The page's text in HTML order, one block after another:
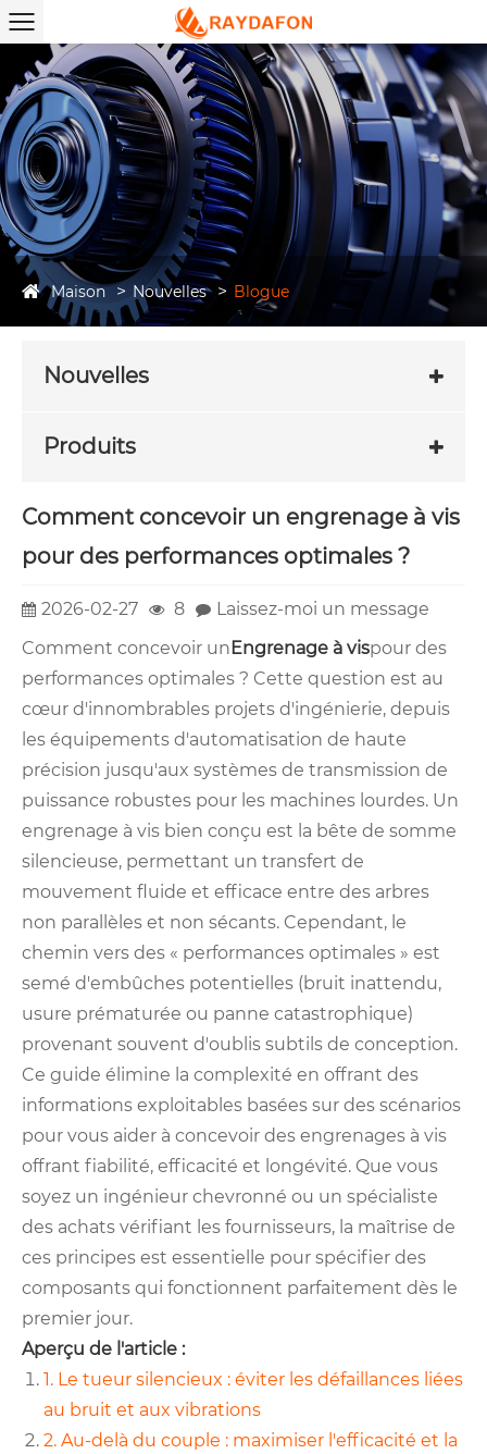
Maison Nouvelles Blogue
Nouvelles
Produits
Comment concevoir un engrenage à vis
pour des performances optimales ?
2026-02-27 8
Laissez-moi un message
Comment concevoir unEngrenage à vispour des
performances optimales ? Cette question est au
cœur d'innombrables projets d'ingénierie, depuis
les équipements d'automatisation de haute
précision jusqu'aux systèmes de transmission de
puissance robustes pour les machines lourdes. Un
engrenage à vis bien conçu est la bête de somme
silencieuse, permettant un transfert de
mouvement fluide et efficace entre des arbres
non parallèles et non sécants. Cependant, le
chemin vers des « performances optimales » est
semé d'embûches potentielles (bruit inattendu,
usure prématurée ou panne catastrophique)
provenant souvent d'oublis subtils de conception.
Ce guide élimine la complexité en offrant des
informations exploitables basées sur des scénarios
pour vous aider à concevoir des engrenages à vis
offrant fiabilité, efficacité et longévité. Que vous
soyez un ingénieur chevronné ou un spécialiste
des achats vérifiant les fournisseurs, la maîtrise de
ces principes est essentielle pour spécifier des
composants qui fonctionnent parfaitement dès le
premier jour.
Aperçu de l'article :
1. Le tueur silencieux : éviter les défaillances liées
au bruit et aux vibrations
2. Au-delà du couple : maximiser l'efficacité et la